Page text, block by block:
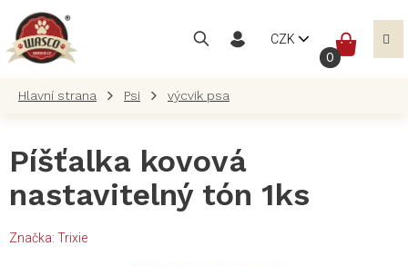
obsah
CZK
Psi výcvik psa
Píšťalka kovová
nastavitelný tón 1ks
Značka: Trixie